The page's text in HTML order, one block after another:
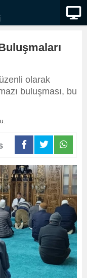
olarak
buluşması, bu